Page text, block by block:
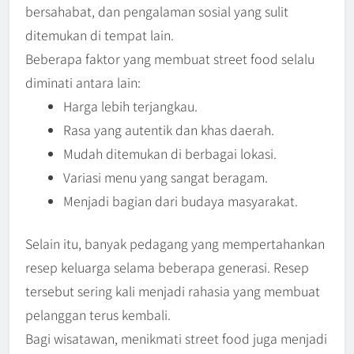
bersahabat, dan pengalaman sosial yang sulit
ditemukan di tempat lain.
Beberapa faktor yang membuat street food selalu
diminati antara lain:
Harga lebih terjangkau.
Rasa yang autentik dan khas daerah.
Mudah ditemukan di berbagai lokasi.
Variasi menu yang sangat beragam.
Menjadi bagian dari budaya masyarakat.
Selain itu, banyak pedagang yang mempertahankan
resep keluarga selama beberapa generasi. Resep
tersebut sering kali menjadi rahasia yang membuat
pelanggan terus kembali.
Bagi wisatawan, menikmati street food juga menjadi